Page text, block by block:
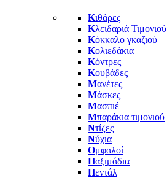
Κιθάρες
Κλειδαριά Τιμονιού
Κόκκαλο γκαζιού
Κολιεδάκια
Κόντρες
Κουβάδες
Μανέτες
Μάσκες
Μασπιέ
Μπαράκια τιμονιού
Ντίζες
Νύχια
Ομφαλοί
Παξιμάδια
Πεντάλ